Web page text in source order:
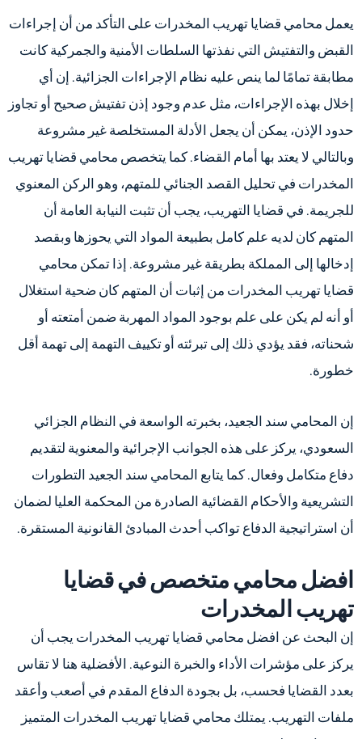
يعمل محامي قضايا تهريب المخدرات على التأكد من أن إجراءات
القبض والتفتيش التي نفذتها السلطات الأمنية والجمركية كانت
مطابقة تمامًا لما ينص عليه نظام الإجراءات الجزائية. إن أي
إخلال بهذه الإجراءات، مثل عدم وجود إذن تفتيش صحيح أو تجاوز
حدود الإذن، يمكن أن يجعل الأدلة المستخلصة غير مشروعة
وبالتالي لا يعتد بها أمام القضاء. كما يتخصص محامي قضايا تهريب
المخدرات في تحليل القصد الجنائي للمتهم، وهو الركن المعنوي
للجريمة. في قضايا التهريب، يجب أن تثبت النيابة العامة أن
المتهم كان لديه علم كامل بطبيعة المواد التي يحوزها وبقصد
إدخالها إلى المملكة بطريقة غير مشروعة. إذا تمكن محامي
قضايا تهريب المخدرات من إثبات أن المتهم كان ضحية استغلال
أو أنه لم يكن على علم بوجود المواد المهربة ضمن أمتعته أو
شحناته، فقد يؤدي ذلك إلى تبرئته أو تكييف التهمة إلى تهمة أقل
خطورة.
إن المحامي سند الجعيد، بخبرته الواسعة في النظام الجزائي
السعودي، يركز على هذه الجوانب الإجرائية والمعنوية لتقديم
دفاع متكامل وفعال. كما يتابع المحامي سند الجعيد التطورات
التشريعية والأحكام القضائية الصادرة من المحكمة العليا لضمان
أن استراتيجية الدفاع تواكب أحدث المبادئ القانونية المستقرة.
افضل محامي متخصص في قضايا
تهريب المخدرات
إن البحث عن افضل محامي قضايا تهريب المخدرات يجب أن
يركز على مؤشرات الأداء والخبرة النوعية. الأفضلية هنا لا تقاس
بعدد القضايا فحسب، بل بجودة الدفاع المقدم في أصعب وأعقد
ملفات التهريب. يمتلك محامي قضايا تهريب المخدرات المتميز